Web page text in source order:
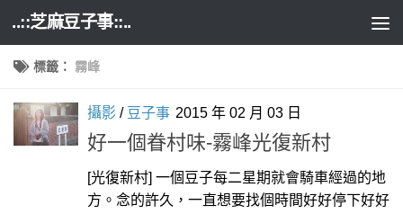
Skip to content
..::芝麻豆子事::..
標籤： 霧峰
攝影 / 豆子事 2015 年 02 月 03 日
好一個眷村味-霧峰光復新村
[光復新村] 一個豆子每二星期就會騎車經過的地
方。念的許久，一直想要找個時間好好停下好好